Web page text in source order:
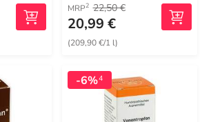
MRP2 22,50 €
20,99 €
(209,90 €/1 l)
-6%4